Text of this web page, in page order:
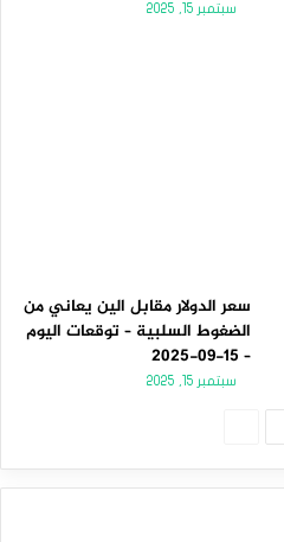
سبتمبر 15, 2025
سعر الدولار مقابل الين يعاني من
الضغوط السلبية – توقعات اليوم
– 15-09-2025
سبتمبر 15, 2025